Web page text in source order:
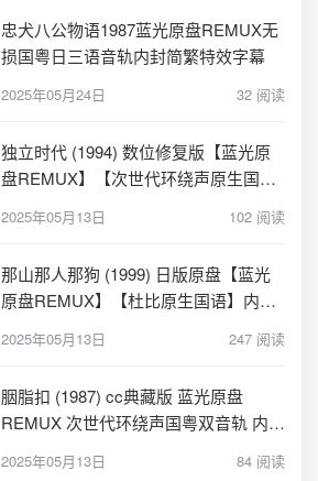
忠犬八公物语1987蓝光原盘REMUX无
损国粤日三语音轨内封简繁特效字幕
2025年05月24日 32 阅读
独立时代 (1994) 数位修复版【蓝光原
盘REMUX】【次世代环绕声原生国
2025年05月13日 102 阅读
那山那人那狗 (1999) 日版原盘【蓝光
原盘REMUX】【杜比原生国语】内封
2025年05月13日 247 阅读
胭脂扣 (1987) cc典藏版 蓝光原盘
REMUX 次世代环绕声国粤双音轨 内封
2025年05月13日 84 阅读